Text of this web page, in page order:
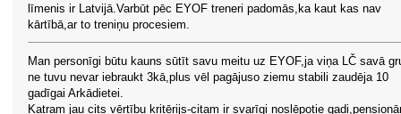
līmenis ir Latvijā.Varbūt pēc EYOF treneri padomās,ka kaut kas nav
kārtībā,ar to treniņu procesiem.
Man personīgi būtu kauns sūtīt savu meitu uz EYOF,ja viņa LČ savā
ne tuvu nevar iebraukt 3kā,plus vēl pagājuso ziemu stabili zaudēja 10
gadīgai Arkādietei.
Katram jau cits vērtību kritērijs-citam ir svarīgi noslēpotie